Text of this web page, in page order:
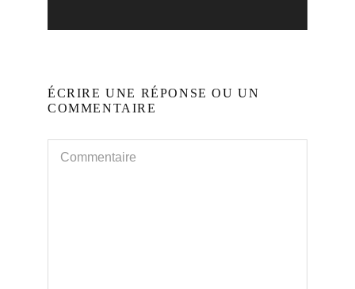
ÉCRIRE UNE RÉPONSE OU UN
COMMENTAIRE